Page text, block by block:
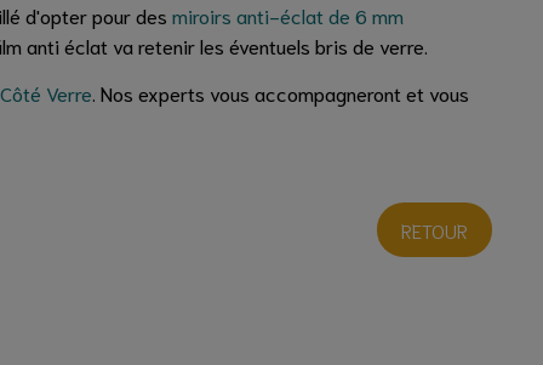
d'opter pour des miroirs anti-éclat de 6 mm
anti éclat va retenir les éventuels bris de verre.
Verre . Nos experts vous accompagneront et vous
RETOUR